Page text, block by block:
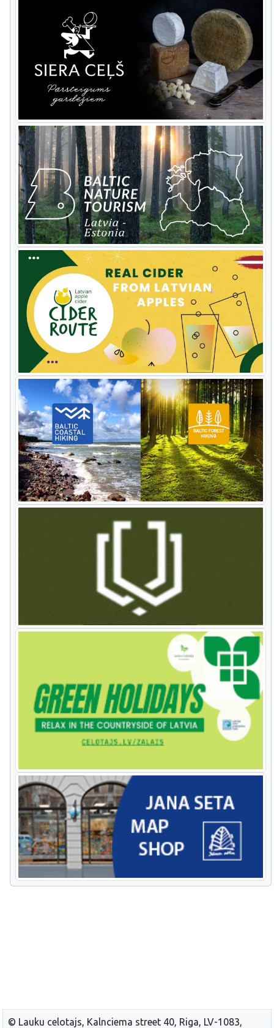
© Lauku celotajs, Kalnciema street 40, Riga, LV-1083,